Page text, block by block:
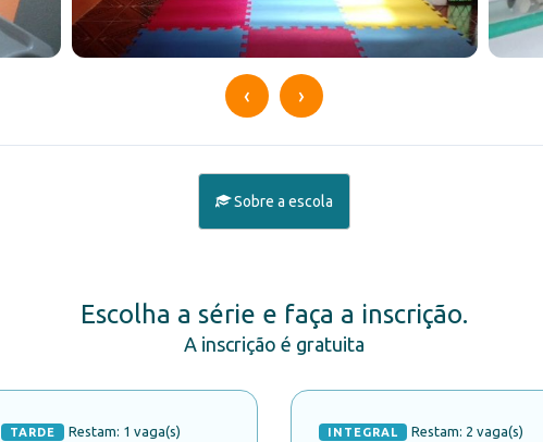
‹ ›
Sobre a escola
Escolha a série e faça a inscrição.
A inscrição é gratuita
TARDE Restam: 1 vaga(s) INTEGRAL Restam: 2 vaga(s)